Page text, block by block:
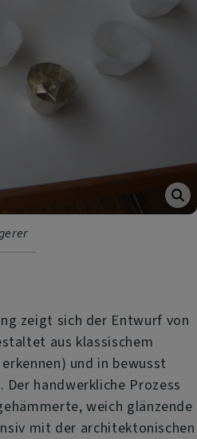
zeigt sich der Entwurf von
aus klassischem
und in bewusst
Der handwerkliche Prozess
weich glänzende
mit der architektonischen